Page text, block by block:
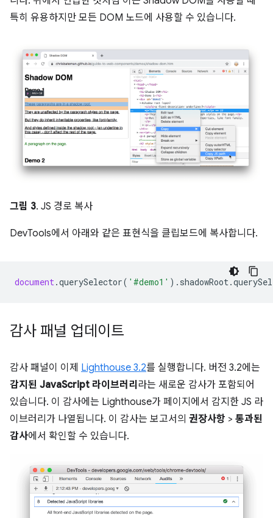
특히 유용하지만 모든 DOM 노드에 사용할 수 있습니다.
그림 3. JS 경로 복사
DevTools에서 아래와 같은 표현식을 클립보드에 복사합니다.
document.querySelector( '#demo1' ). shadowRoot.
감사 패널 업데이트
감사 패널이 이제 Lighthouse 3.2를 실행합니다. 버전 3.2에는
감지된 JavaScript 라이브러리 라는 새로운 감사가 포함되어
있습니다. 이 감사에는 Lighthouse가 페이지에서 감지한 JS 라
이브러리가 나열됩니다. 이 감사는 보고서의 권장사항 > 통과된
감사에서 확인할 수 있습니다.